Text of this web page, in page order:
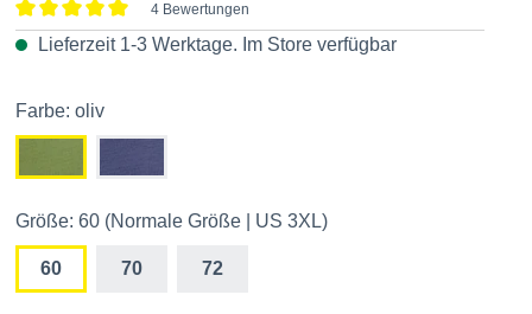
Durchschnittliche Bewertung von 5 von 5 Sternen
4 Bewertungen
Lieferzeit 1-3 Werktage. Im Store verfügbar
Farbe: oliv
Größe: 60 (Normale Größe | US 3XL)
60 70 72